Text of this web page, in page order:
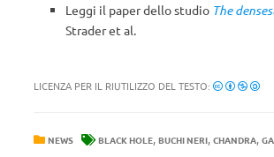
Leggi il paper dello studio The
Strader et al.
LICENZA PER IL RIUTILIZZO DEL TESTO:
NEWS BLACK HOLE, BUCHI NERI, CHANDRA,